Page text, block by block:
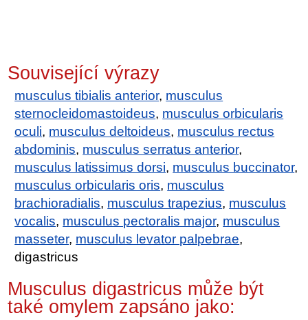
Související výrazy
musculus tibialis anterior, musculus
sternocleidomastoideus, musculus orbicularis
oculi, musculus deltoideus, musculus rectus
abdominis, musculus serratus anterior,
musculus latissimus dorsi, musculus buccinator,
musculus orbicularis oris, musculus
brachioradialis, musculus trapezius, musculus
vocalis, musculus pectoralis major, musculus
masseter, musculus levator palpebrae,
digastricus
Musculus digastricus může být
také omylem zapsáno jako: